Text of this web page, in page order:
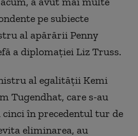
pe subiecte
al apărării Penny
a diplomaţiei Liz Truss.
al egalităţii Kemi
Tugendhat, care s-au
în precedentul tur de
eliminarea, au